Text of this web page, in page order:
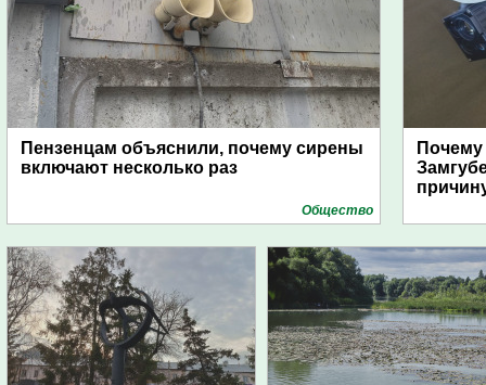
Пензенцам объяснили, почему сирены
включают несколько раз
Общество